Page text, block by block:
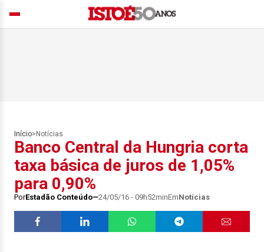
Início> Notícias
Banco Central da Hungria corta
taxa básica de juros de 1,05%
para 0,90%
PorEstadão Conteúdo 24/05/16 - 09h52minEmNotícias